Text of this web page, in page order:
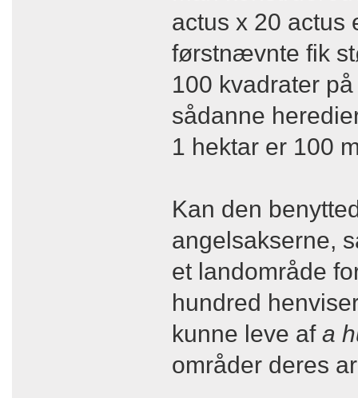
actus x 20 actus
førstnævnte fik
100 kvadrater
sådanne
1 hektar er 100
Kan den
angelsakserne,
et landområde
hundred
kunne leve af a
områder deres